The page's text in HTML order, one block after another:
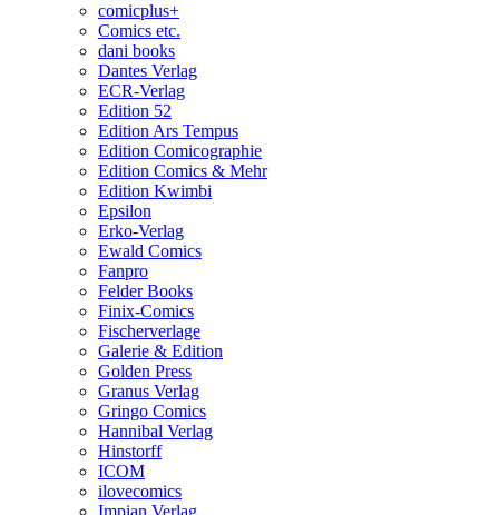
comicplus+
Comics etc.
dani books
Dantes Verlag
ECR-Verlag
Edition 52
Edition Ars Tempus
Edition Comicographie
Edition Comics & Mehr
Edition Kwimbi
Epsilon
Erko-Verlag
Ewald Comics
Fanpro
Felder Books
Finix-Comics
Fischerverlage
Galerie & Edition
Golden Press
Granus Verlag
Gringo Comics
Hannibal Verlag
Hinstorff
ICOM
ilovecomics
Impian Verlag